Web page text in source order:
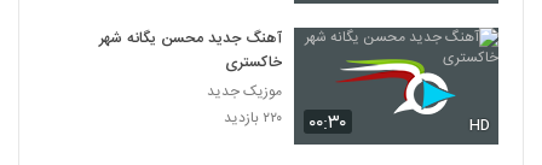
۰۰:۳۰ HD
آهنگ جدید محسن یگانه شهر
خاکستری
موزیک جدید
۲۲۰ بازدید